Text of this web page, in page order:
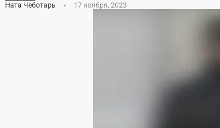
Ната Чеботарь 17 ноября, 2023